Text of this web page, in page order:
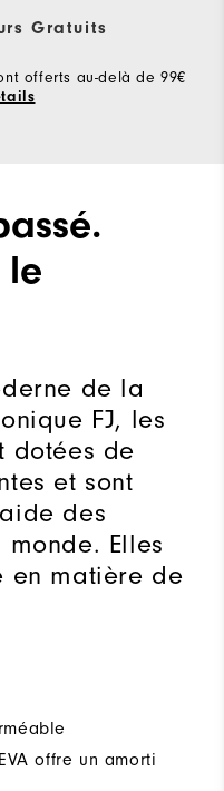
Gratuits
offerts au-delà de 99€
le
de la
FJ, les
dotées de
et sont
des
Elles
en matière de
offre un amorti